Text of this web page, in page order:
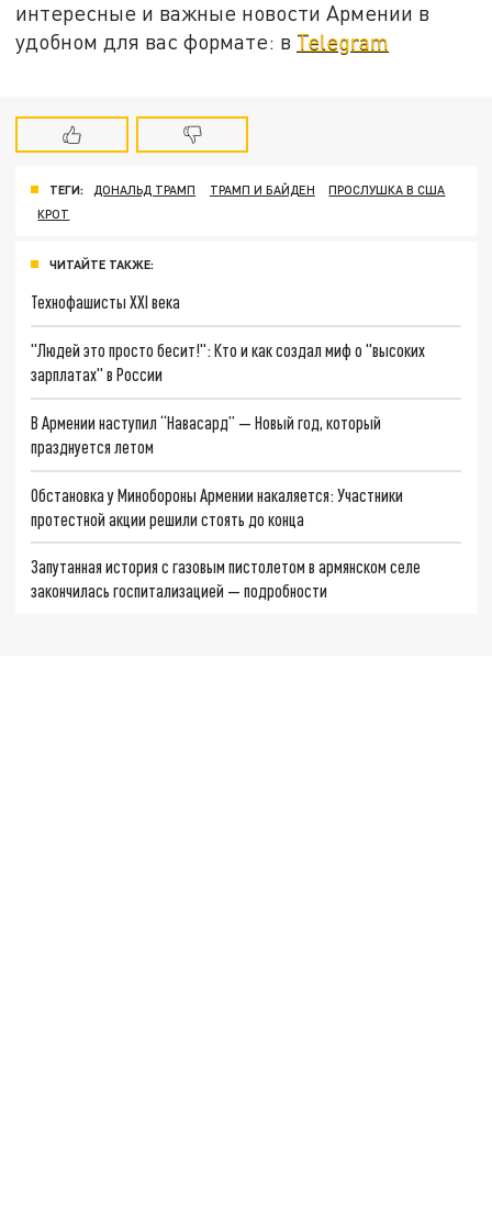
интересные и важные новости Армении в
удобном для вас формате: в Telegram
ТЕГИ: ДОНАЛЬД ТРАМП ТРАМП И БАЙДЕН
ПРОСЛУШКА В США
КРОТ
ЧИТАЙТЕ ТАКЖЕ:
Технофашисты XXI века
"Людей это просто бесит!": Кто и как создал миф о "высоких
зарплатах" в России
В Армении наступил “Навасард” — Новый год, который
празднуется летом
Обстановка у Минобороны Армении накаляется: Участники
протестной акции решили стоять до конца
Запутанная история с газовым пистолетом в армянском селе
закончилась госпитализацией — подробности